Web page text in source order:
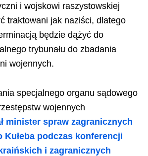
i wojskowi raszystowskiej
traktowani jak naziści, dlatego
będzie dążyć do
trybunału do zbadania
wojennych.
specjalnego organu sądowego
wojennych
minister spraw zagranicznych
Kułeba podczas konferencji
i zagranicznych